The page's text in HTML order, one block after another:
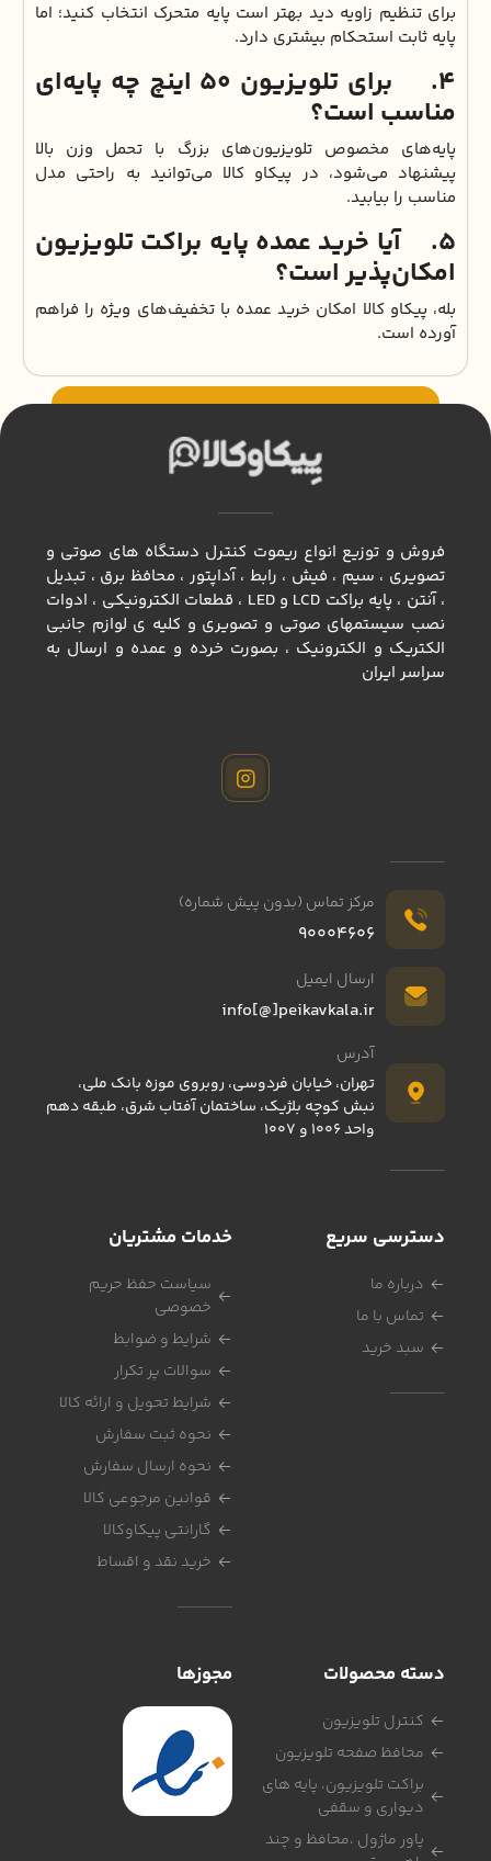
برای تنظیم زاویه دید بهتر است پایه متحرک انتخاب کنید؛ اما
پایه ثابت استحکام بیشتری دارد.
4. برای تلویزیون ۵۰ اینچ چه پایه‌ای
مناسب است؟
پایه‌های مخصوص تلویزیون‌های بزرگ با تحمل وزن بالا
پیشنهاد می‌شود، در پیکاو کالا می‌توانید به راحتی مدل
مناسب را بیابید.
5. آیا خرید عمده پایه براکت تلویزیون
امکان‌پذیر است؟
بله، پیکاو کالا امکان خرید عمده با تخفیف‌های ویژه را فراهم
آورده است.
فروش و توزیع انواع ريموت كنترل دستگاه های صوتی و
تصویری ، سيم ، فيش ، رابط ، آداپتور ، محافظ برق ، تبديل
، آنتن ، پايه براكت LCD و LED ، قطعات الكترونيكي ، ادوات
نصب سيستمهاي صوتي و تصويري و كليه ي لوازم جانبي
الكتريك و الكترونيك ، بصورت خرده و عمده و ارسال به
سراسر ايران
مرکز تماس (بدون پیش شماره)
90004606
ارسال ایمیل
info[@]peikavkala.ir
آدرس
تهران، خیابان فردوسی، روبروی موزه بانک ملی،
نبش کوچه بلژیک، ساختمان آفتاب شرق، طبقه دهم
واحد 1006 و 1007
دسترسی سریع
درباره ما
تماس با ما
سبد خرید
خدمات مشتریان
سیاست حفظ حریم
خصوصی
شرایط و ضوابط
سوالات پر تکرار
شرایط تحویل و ارائه کالا
نحوه ثبت سفارش
نحوه ارسال سفارش
قوانین مرجوعی کالا
گارانتی پیکاوکالا
خرید نقد و اقساط
دسته محصولات
کنترل تلویزیون
محافظ صفحه تلویزیون
براکت تلویزیون، پایه های
دیواری و سقفی
پاور ماژول ،محافظ و چند
مجوزها